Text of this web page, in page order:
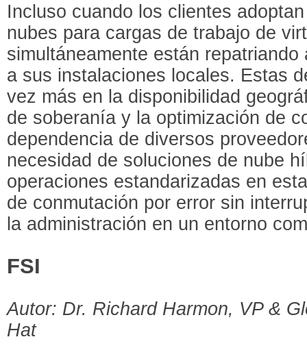
Incluso cuando los clientes
nubes para cargas de trabajo de
simultáneamente están
a sus instalaciones locales. Estas
vez más en la disponibilidad
de soberanía y la optimización de
dependencia de diversos
necesidad de soluciones de nube
operaciones estandarizadas en
de conmutación por error sin
la administración en un entorno
FSI
Autor: Dr. Richard Harmon, VP &
Hat